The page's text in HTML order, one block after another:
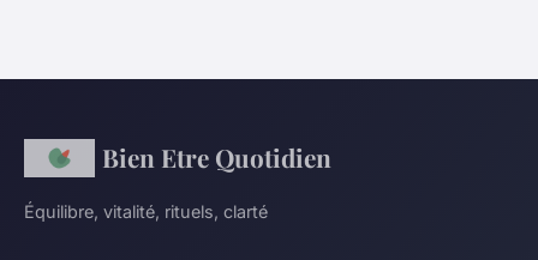
Bien Etre Quotidien
Équilibre, vitalité, rituels, clarté